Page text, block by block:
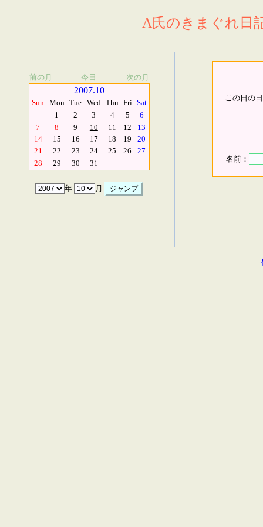
A氏のきまぐれ日
前の月 今日 次の月
2007.10
Sun Mon Tue Wed Thu Fri Sat
1
2 3 4 5
6
7
8 9 10 11 12
13
14
15 16 17 18 19
20
21
22 23 24 25 26
27
28
29 30 31
年 月
この日の
名前：